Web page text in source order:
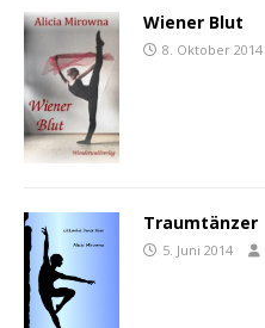
Wiener Blut
8. Oktober 2014
Traumtänzer
5. Juni 2014